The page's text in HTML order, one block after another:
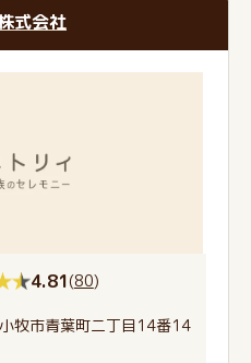
式会社
4.81(80)
牧市青葉町二丁目14番14